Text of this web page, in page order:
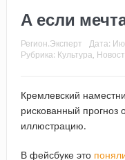
А если
Регион.Эксперт Дата:
Рубрика: Культура
Кремлевский
рискованный
иллюстрацию.
В фейсбуке это